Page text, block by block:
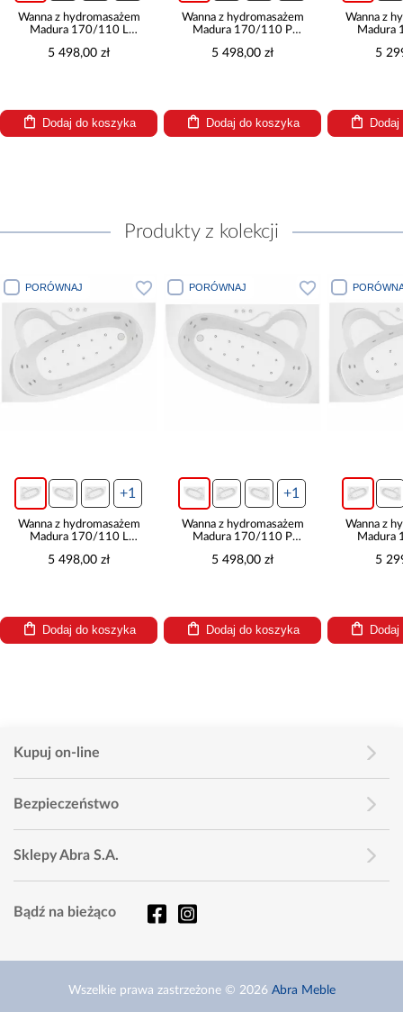
Wanna z hydromasażem
Madura 170/110 L
pneumatyczne
5 498,00 zł
Dodaj do koszyka
Wanna z hydromasażem
Madura 170/110 P
pneumatyczne
5 498,00 zł
Dodaj do koszyka
Wanna z
Madura
5
Produkty z kolekcji
PORÓWNAJ
+1
Wanna z hydromasażem
Madura 170/110 L
pneumatyczne
5 498,00 zł
Dodaj do koszyka
PORÓWNAJ
+1
Wanna z hydromasażem
Madura 170/110 P
pneumatyczne
5 498,00 zł
Dodaj do koszyka
Wanna z
Madura
5
Kupuj on-line
Bezpieczeństwo
Sklepy Abra S.A.
Bądź na bieżąco
Wszelkie prawa zastrzeżone © 2026 Abra Meble